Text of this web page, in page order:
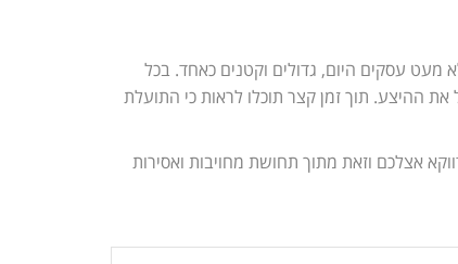
מעט עסקים היום, גדולים וקטנים כאחד. בכל
ההיצע. תוך זמן קצר תוכלו לראות כי התועלת
אצלכם וזאת מתוך תחושת מחויבות ואסירות